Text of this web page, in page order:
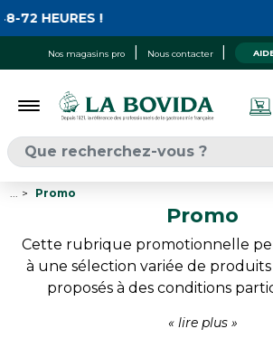
Nos magasins pro Nous contacter
!
Promo
Promo
Cette rubrique promotionnelle
à une sélection variée de
proposés à des conditions
consommables, décoration ou